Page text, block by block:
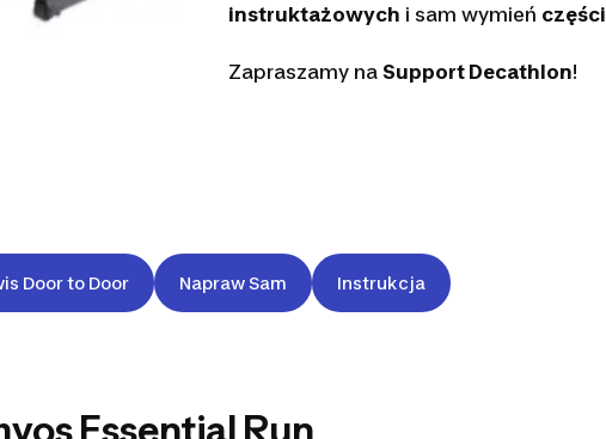
instruktażowych i sam wymień części
Zapraszamy na Support Decathlon!
Door to Door Napraw Sam Instrukcja